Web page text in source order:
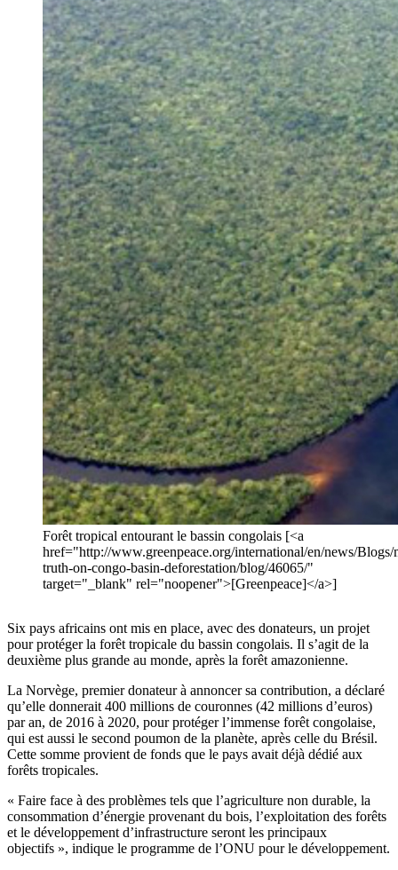
Forêt tropical entourant le bassin congolais [<a
href="http://www.greenpeace.org/international/en/news/Blogs/
truth-on-congo-basin-deforestation/blog/46065/"
target="_blank" rel="noopener">[Greenpeace]</a>]
Six pays africains ont mis en place, avec des donateurs, un projet
pour protéger la forêt tropicale du bassin congolais. Il s’agit de la
deuxième plus grande au monde, après la forêt amazonienne.
La Norvège, premier donateur à annoncer sa contribution, a déclaré
qu’elle donnerait 400 millions de couronnes (42 millions d’euros)
par an, de 2016 à 2020, pour protéger l’immense forêt congolaise,
qui est aussi le second poumon de la planète, après celle du Brésil.
Cette somme provient de fonds que le pays avait déjà dédié aux
forêts tropicales.
« Faire face à des problèmes tels que l’agriculture non durable, la
consommation d’énergie provenant du bois, l’exploitation des forêts
et le développement d’infrastructure seront les principaux
objectifs », indique le programme de l’ONU pour le développement.